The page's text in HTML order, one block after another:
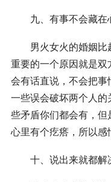
九、有事不会藏在
男火女火的婚姻比
重要的一个原因就是
会有话直说，不会把事
一些误会破坏两个人的
些矛盾你们都会有，但
心里有个疙瘩，所以感
十、说出来就都解